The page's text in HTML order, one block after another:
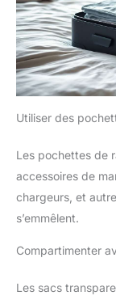
Utiliser des
Les pochettes de
accessoires de
chargeurs, et
s’emmêlent.
Compartimenter
Les sacs